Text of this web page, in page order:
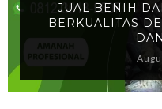
JUAL BENIH
BERKUALITAS